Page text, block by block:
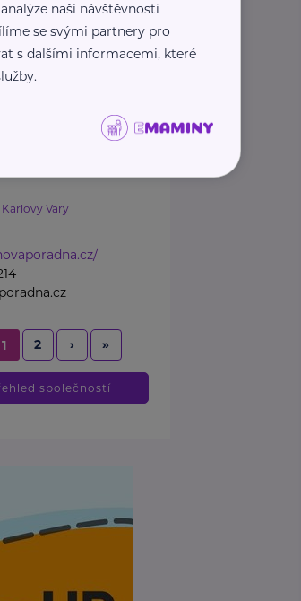
odborné sociální
je bezplatné, ...
Karlovy Vary
1 2 › »
společností
naší návštěvnosti
se svými partnery pro
s dalšími informacemi, které